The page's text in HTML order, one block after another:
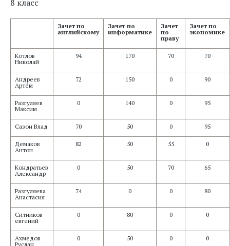
8 класс
Зачет по
английскому
Зачет по
информатике
Зачет
по
праву
Зачет по
экономике
Котлов
Николай
94 170 70 70
Андреев
Артём
72 150 0 90
Разгуляев
Максим
0 140 0 95
Сазон Влад 70 50 0 95
Демаков
Антон
82 50 55 0
Кондратьев
Александр
0 50 70 65
Разгуляева
Анастасия
74 0 0 80
Ситников
евгений
0 80 0 0
Ахмедов
Руслан
0 50 0 0